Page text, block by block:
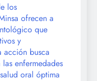
los
ofrecen a
que
y
acción busca
enfermedades
oral óptima